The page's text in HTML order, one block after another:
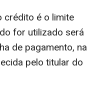
crédito é o limite
for utilizado será
de pagamento, na
pelo titular do